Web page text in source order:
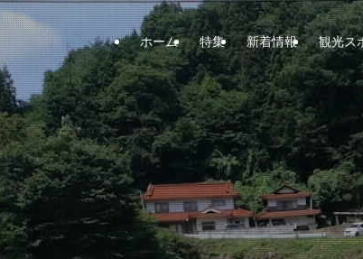
ホーム 特集 新着情報 観光ス